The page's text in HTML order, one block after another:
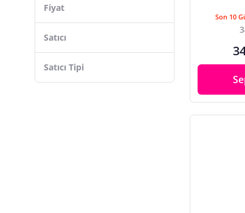
Pierre Rene
Pierre Cardin
Garnier
Stick
Likit
Fiyat
Satıcı
Satıcı Tipi
Son 10